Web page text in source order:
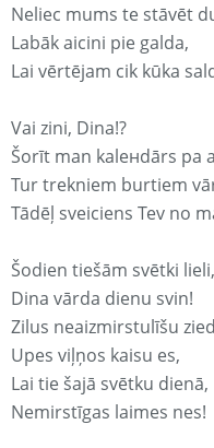
Neliec mums te stāvēt
Labāk aicini pie galda,
Lai vērtējam cik kūka
Vai zini, Dina!?
Šorīt man kaleнdārs pa
Tur trekniem burtiem
Tādēļ sveiciens Tev no
Šodien tiešām svētki lieli,
Dina vārda dienu svin!
Zilus neaizmirstulīšu
Upes viļņos kaisu es,
Lai tie šajā svētku dienā,
Nemirstīgas laimes nes!